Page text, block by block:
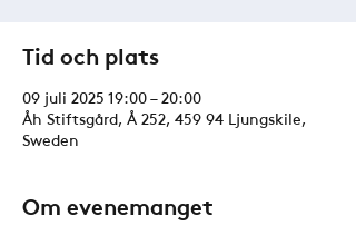
Tid och plats
09 juli 2025 19:00 – 20:00
Åh Stiftsgård, Å 252, 459 94 Ljungskile,
Sweden
Om evenemanget